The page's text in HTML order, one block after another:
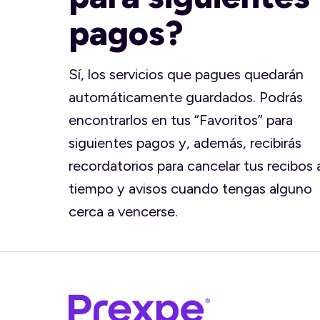
pagos?
Sí, los servicios que pagues quedarán
automáticamente guardados. Podrás
encontrarlos en tus “Favoritos” para
siguientes pagos y, además, recibirás
recordatorios para cancelar tus recibos
tiempo y avisos cuando tengas alguno
cerca a vencerse.